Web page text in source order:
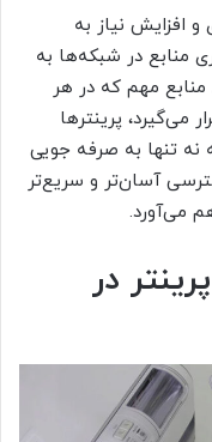
افزایش نیاز به
منابع در شبکه‌ها به
مهم که در هر
می‌گیرد، پرینترها
نه تنها به صرفه‌ جویی
آسان‌تر و سریع‌تر
می‌آورد.
در